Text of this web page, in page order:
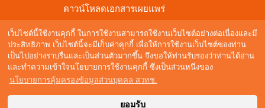
เว็บไซต์นี้ใช้งานคุกกี้ ในการใช้งานสามารถใช้งานเว็บไซต์อย่างต่อเนื่องและมี
ประสิทธิภาพ เว็บไซต์นี้จะมีเก็บค่าคุกกี้ เพื่อให้การใช้งานเว็บไซต์ของท่าน
เป็นไปอย่างราบรื่นและเป็นส่วนตัวมากขึ้น จึงขอให้ท่านรับรองว่าท่านได้อ่าน
และทำความเข้าใจนโยบายการใช้งานคุกกี้ ซึ่งเป็นส่วนหนึ่งของ
นโยบายการคุ้มครองข้อมูลส่วนบุคคล สวทช.
ยอมรับ
ดาวน์โหลดเอกสารเผยแพร่
สอบถามข้อมูล
อีเมล :techshow@nstda.or.th
Digital Mind Co., Ltd.